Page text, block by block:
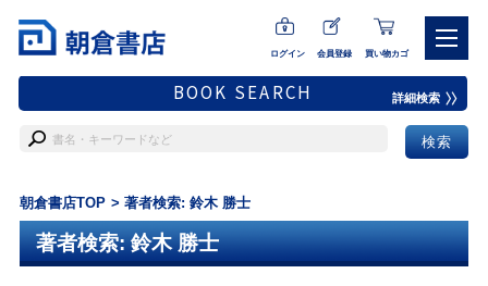
ログイン 会員登録 買い物カゴ
BOOK SEARCH 詳細検索
朝倉書店TOP 著者検索: 鈴木 勝士
著者検索: 鈴木 勝士